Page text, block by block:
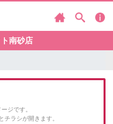
南砂店
ジです。
チラシが開きます。